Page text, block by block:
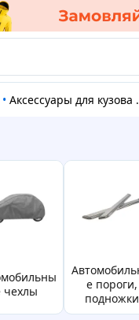
• Аксессуары для кузова автомобиля
чехлы
автомобильны
е пороги,
подножки